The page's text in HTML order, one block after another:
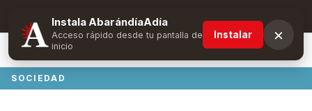
Suscríbete y obtén ventajas exclusivas
SOCIEDAD
Instala AbarándíaAdía
Acceso rápido desde tu pantalla de
inicio
Instalar ×